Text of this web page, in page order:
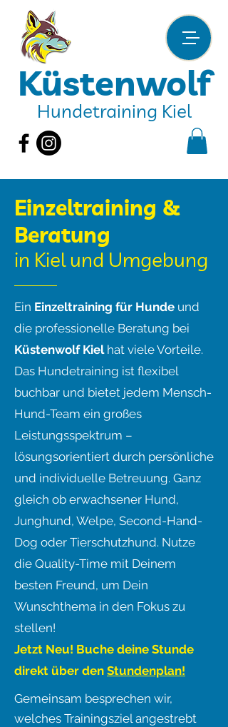
Hundetraining Kiel
Küstenwolf
Einzeltraining &
Beratung
in Kiel und Umgebung
Ein Einzeltraining für Hunde und
die professionelle Beratung bei
Küstenwolf Kielhat viele Vorteile.
Das Hundetraining ist flexibel
buchbar und bietet jedem Mensch-
Hund-Team ein großes
Leistungsspektrum –
lösungsorientiert durch persönliche
und individuelle Betreuung. Ganz
gleich ob erwachsener Hund,
Junghund, Welpe, Second-Hand-
Dog oder Tierschutzhund. Nutze
die Quality-Time mit Deinem
besten Freund, um Dein
Wunschthema in den Fokus zu
stellen!
Jetzt Neu! Buche deine Stunde
direkt über den Stundenplan!
Gemeinsam besprechen wir,
welches Trainingsziel angestrebt